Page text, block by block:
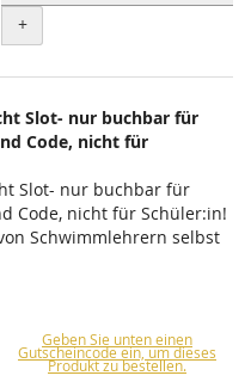
+
Slot- nur buchbar für
Code, nicht für
Slot- nur buchbar für
Code, nicht für Schüler:in!
Schwimmlehrern selbst
Geben Sie unten einen
Gutscheincode ein, um dieses
Produkt zu bestellen.